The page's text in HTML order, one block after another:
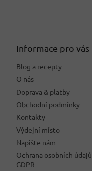
Informace pro vás
Blog a recepty
O nás
Doprava & platby
Obchodní podmínky
Kontakty
Výdejní místo
Napište nám
Ochrana osobních údajů
GDPR